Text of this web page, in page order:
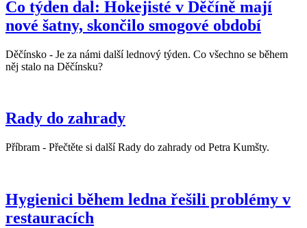
Co týden dal: Hokejisté v Děčíně mají
nové šatny, skončilo smogové období
Děčínsko - Je za námi další lednový týden. Co všechno se během
něj stalo na Děčínsku?
Rady do zahrady
Příbram - Přečtěte si další Rady do zahrady od Petra Kumšty.
Hygienici během ledna řešili problémy v
restauracích